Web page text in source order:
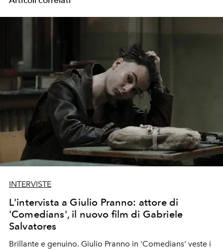
INTERVISTE
L'intervista a Giulio Pranno: attore di
'Comedians', il nuovo film di Gabriele
Salvatores
Brillante e genuino. Giulio Pranno in 'Comedians' veste i